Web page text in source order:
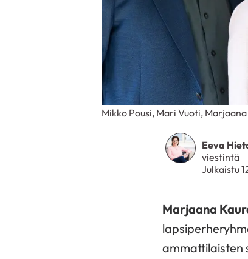
Eeva
viestintä
Julkaistu
Mikko Pousi, Mari Vuoti,
Marjaana
ammattilaisten